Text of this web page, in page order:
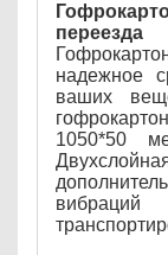
переезда
надежное
ваших
1050*50